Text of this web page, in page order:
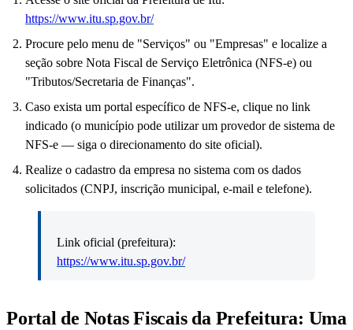
https://www.itu.sp.gov.br/
Procure pelo menu de "Serviços" ou "Empresas" e localize a
seção sobre Nota Fiscal de Serviço Eletrônica (NFS-e) ou
"Tributos/Secretaria de Finanças".
Caso exista um portal específico de NFS-e, clique no link
indicado (o município pode utilizar um provedor de sistema de
NFS-e — siga o direcionamento do site oficial).
Realize o cadastro da empresa no sistema com os dados
solicitados (CNPJ, inscrição municipal, e-mail e telefone).
Link oficial (prefeitura):
https://www.itu.sp.gov.br/
Portal de Notas Fiscais da Prefeitura: Uma